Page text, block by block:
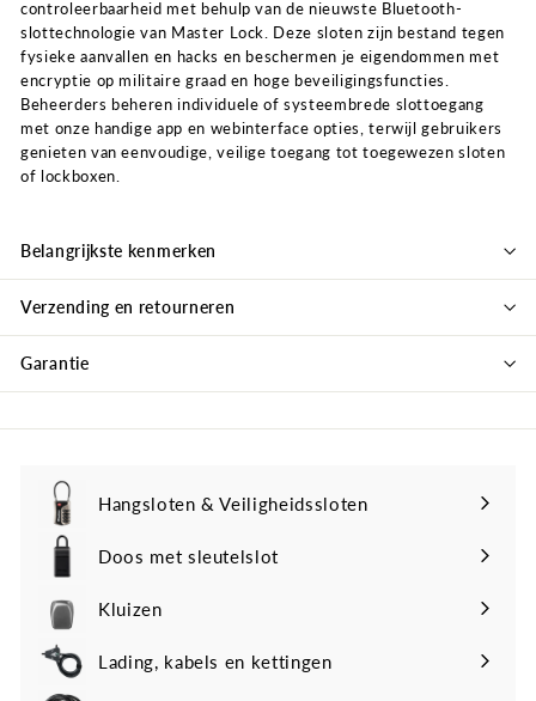
controleerbaarheid met behulp van de nieuwste Bluetooth-
slottechnologie van Master Lock. Deze sloten zijn bestand tegen
fysieke aanvallen en hacks en beschermen je eigendommen met
encryptie op militaire graad en hoge beveiligingsfuncties.
Beheerders beheren individuele of systeembrede slottoegang
met onze handige app en webinterface opties, terwijl gebruikers
genieten van eenvoudige, veilige toegang tot toegewezen sloten
of lockboxen.
Belangrijkste kenmerken
Verzending en retourneren
Garantie
Hangsloten & Veiligheidssloten
Doos met sleutelslot
Kluizen
Lading, kabels en kettingen